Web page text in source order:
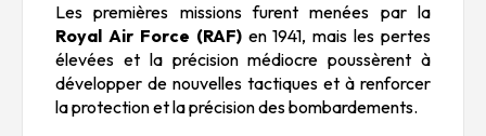
Les premières missions furent menées par la
Royal Air Force (RAF)en 1941, mais les pertes
élevées et la précision médiocre poussèrent à
développer de nouvelles tactiques et à renforcer
la protection et la précision des bombardements.